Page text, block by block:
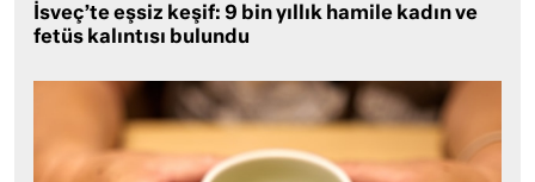
İsveç’te eşsiz keşif: 9 bin yıllık hamile kadın ve
fetüs kalıntısı bulundu